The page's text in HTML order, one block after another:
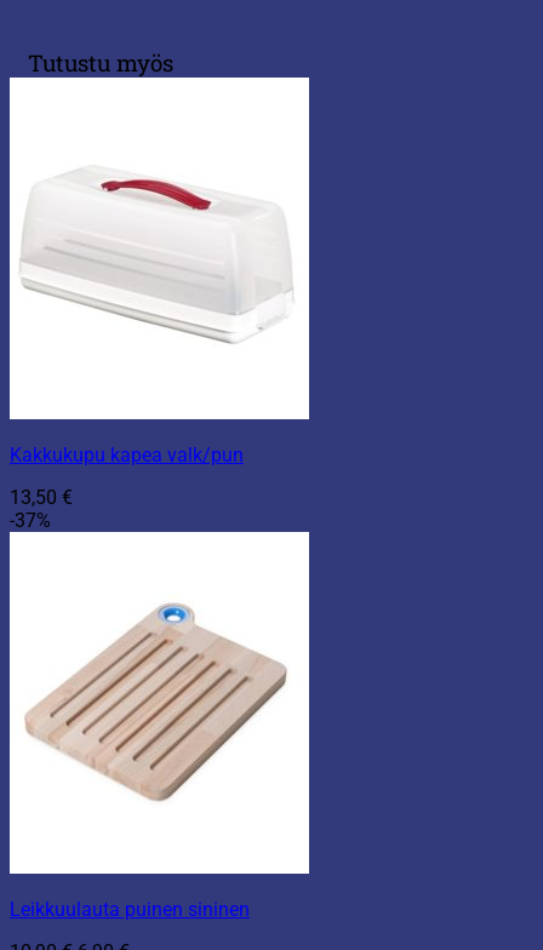
Tutustu myös
Kakkukupu kapea valk/pun
13,50 €
-37%
Leikkuulauta puinen sininen